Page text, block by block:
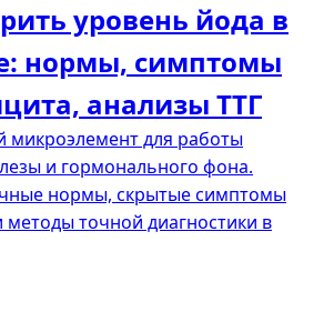
уровень йода в
нормы, симптомы
анализы ТТГ
для работы
и гормонального фона.
нормы, скрытые симптомы
точной диагностики в